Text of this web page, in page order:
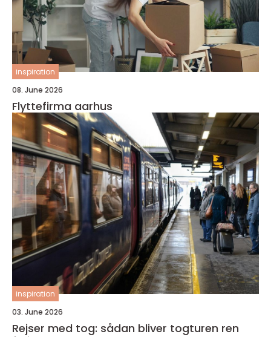
inspiration
08. June 2026
Flyttefirma aarhus
inspiration
03. June 2026
Rejser med tog: sådan bliver togturen ren